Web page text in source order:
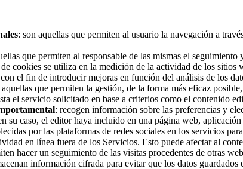
: son aquellas que permiten al usuario la navegación a
que permiten al responsable de las mismas el
cookies se utiliza en la medición de la actividad de los
el fin de introducir mejoras en función del análisis de los
aquellas que permiten la gestión, de la forma más eficaz
el servicio solicitado en base a criterios como el contenido
: recogen información sobre las preferencias y
su caso, el editor haya incluido en una página web,
por las plataformas de redes sociales en los servicios
en línea fuera de los Servicios. Esto puede afectar al
hacer un seguimiento de las visitas procedentes de otras
información cifrada para evitar que los datos guardados